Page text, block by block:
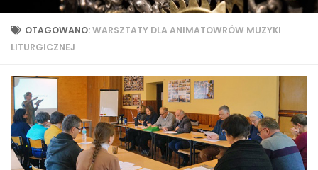
OTAGOWANO:WARSZTATY DLA ANIMATOWRÓW MUZYKI
LITURGICZNEJ